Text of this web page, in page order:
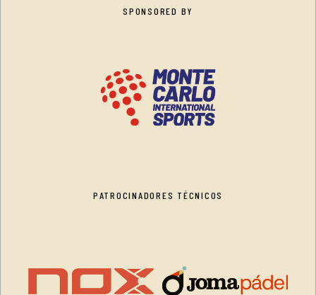
SPONSORED BY
PATROCINADORES TÉCNICOS